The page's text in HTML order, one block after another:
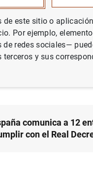
Y FINANCIERO
PRUDENCIAL, MUS
comunica a 12
con el Real
este sitio o
Por ejemplo,
redes sociales—
y sus